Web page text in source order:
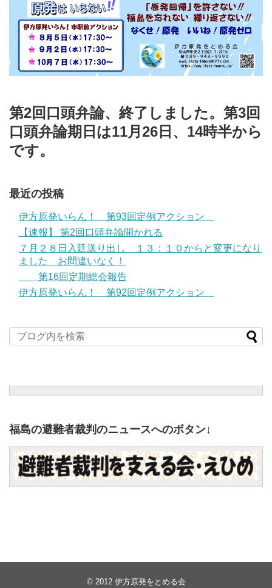
第2回口頭弁論、終了しました。第3回
口頭弁論期日は11月26日、14時半から
です。
最近の投稿
伊方原発いらん！ 第93回定例アクション
【速報】 第2回口頭弁論開かれる
７月２８日入廷送り出し １３：１０からと変更になり
ました お間違いなく！
第16回定期総会報告
伊方原発いらん！ 第92回定例アクション
福島の避難者裁判のニュースへのボタン↓
© 2012 伊方原発をとめる会